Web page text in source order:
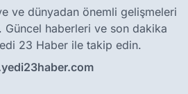
ve dünyadan önemli gelişmeleri
Güncel haberleri ve son dakika
23 Haber ile takip edin.